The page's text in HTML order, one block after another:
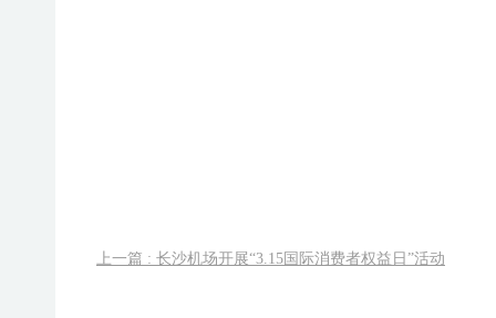
上一篇 : 长沙机场开展“3.15国际消费者权益日”活动